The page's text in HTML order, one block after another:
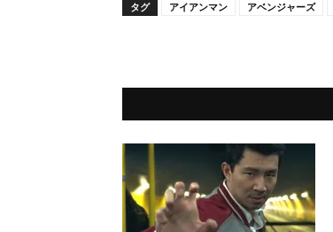
タグ アイアンマン アベンジャーズ